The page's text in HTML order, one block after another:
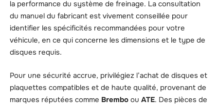
la performance du système de freinage. La consultation
du manuel du fabricant est vivement conseillée pour
identifier les spécificités recommandées pour votre
véhicule, en ce qui concerne les dimensions et le type de
disques requis.
Pour une sécurité accrue, privilégiez l’achat de disques et
plaquettes compatibles et de haute qualité, provenant de
marques réputées comme Brembo ou ATE. Des pièces de